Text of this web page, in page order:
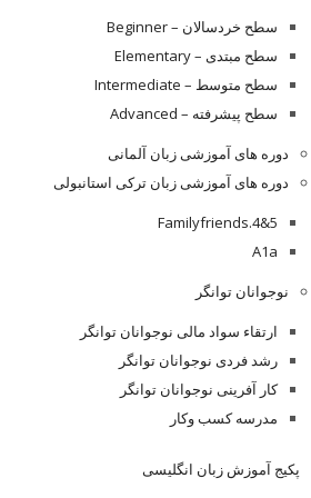
سطح خردسالان – Beginner
سطح مبتدی – Elementary
سطح متوسط – Intermediate
سطح پیشرفته – Advanced
دوره های آموزشی زبان آلمانی
دوره های آموزشی زبان ترکی استانبولی
Familyfriends.4&5
A1a
نوجوانان توانگر
ارتقاء سواد مالی نوجوانان توانگر
رشد فردی نوجوانان توانگر
کار آفرینی نوجوانان توانگر
مدرسه کسب وکار
پکیج آموزش زبان انگلیسی